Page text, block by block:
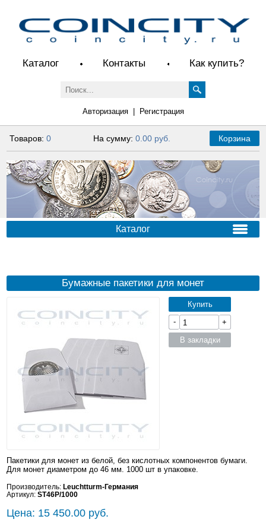
Каталог Контакты Как купить?
Авторизация| Регистрация
Товаров:0 На сумму: 0.00 руб. Корзина
Каталог
Бумажные пакетики для монет
Пакетики для монет из белой, без кислотных компонентов бумаги.
Для монет диаметром до 46 мм. 1000 шт в упаковке.
Производитель: Leuchtturm-Германия
Артикул:ST46P/1000
Цена: 15 450.00 руб.
Купить
-
+
В закладки